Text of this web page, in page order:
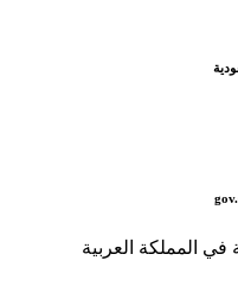
في المملكة العربية